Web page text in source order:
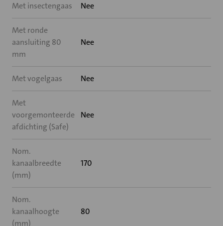
Met insectengaas Nee
Met ronde
aansluiting 80
mm
Nee
Met vogelgaas Nee
Met
voorgemonteerde
afdichting (Safe)
Nee
Nom.
kanaalbreedte
(mm)
170
Nom.
kanaalhoogte
(mm)
80